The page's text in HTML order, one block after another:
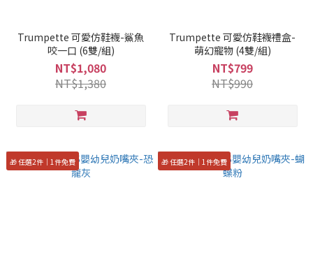
Trumpette 可愛仿鞋襪-鯊魚
咬一口 (6雙/組)
NT$1,080
NT$1,380
Trumpette 可愛仿鞋襪禮盒-
萌幻寵物 (4雙/組)
NT$799
NT$990
🎁 任選2件｜1件免費 🎁 任選2件｜1件免費